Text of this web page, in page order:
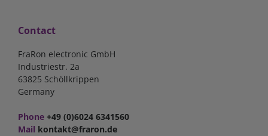
Contact
FraRon electronic GmbH
Industriestr. 2a
63825 Schöllkrippen
Germany
Phone +49 (0)6024 6341560
Mail kontakt@fraron.de